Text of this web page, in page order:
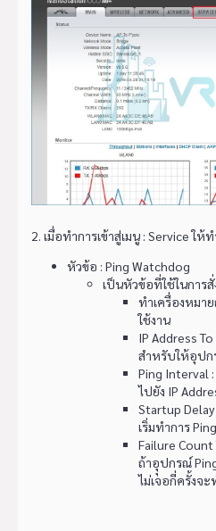
2. เมื่อทำการเข้าสู่เมนู : Service ใ
หัวข้อ : Ping Watchdog
เป็นหัวข้อที่ใช้ในการ
ทำเครื่องหมา
ใช้งาน
IP Address
สำหรับให้อุปก
Ping Interval
ไปยัง IP
Startup
เริ่มทำการ Ping
Failure
ถ้าอุุปกรณ์
ไม่เจอกี่ครั้งจ